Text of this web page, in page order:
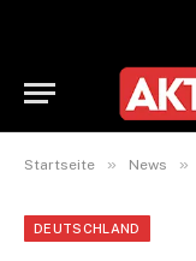
Startseite » News »
DEUTSCHLAND